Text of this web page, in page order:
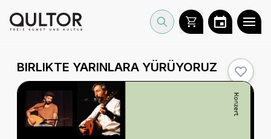
BIRLIKTE YARINLARA YÜRÜYORUZ